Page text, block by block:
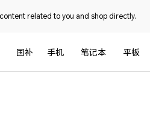
related to you and shop directly.
国补 手机 笔记本 平板